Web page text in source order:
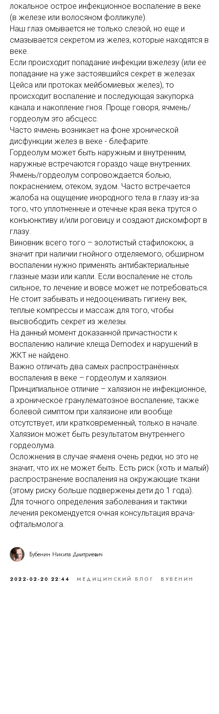
локальное острое инфекционное воспаление в веке
(в железе или волосяном фолликуле).
Наш глаз омывается не только слезой, но еще и
смазывается секретом из желез, которые находятся в
веке.
Если происходит попадание инфекции вжелезу (или ее
попадание на уже застоявшийся секрет в железах
Цейса или протоках мейбомиевых желез), то
происходит воспаление и последующая закупорка
канала и накопление гноя. Проще говоря, ячмень/
гордеолум это абсцесс.
Часто ячмень возникает на фоне хронической
дисфункции желез в веке - блефарите.
Гордеолум может быть наружным и внутренним,
наружные встречаются гораздо чаще внутренних.
Ячмень/гордеолум сопровождается болью,
покраснением, отеком, зудом. Часто встречается
жалоба на ощущение инородного тела в глазу из-за
того, что уплотненные и отечные края века трутся о
конъюнктиву и/или роговицу и создают дискомфорт в
глазу.
Виновник всего того – золотистый стафилококк, а
значит при наличии гнойного отделяемого, обширном
воспалении нужно применять антибактериальные
глазные мази или капли. Если воспаление не столь
сильное, то лечение и вовсе может не потребоваться.
Не стоит забывать и недооценивать гигиену век,
теплые компрессы и массаж для того, чтобы
высвободить секрет из железы.
На данный момент доказанной причастности к
воспалению наличие клеща Demodex и нарушений в
ЖКТ не найдено.
Важно отличать два самых распространённых
воспаления в веке – гордеолум и халязион.
Принципиальное отличие – халязион не инфекционное,
а хроническое гранулематозное воспаление, также
болевой симптом при халязионе или вообще
отсутствует, или кратковременный, только в начале.
Халязион может быть результатом внутреннего
гордеолума.
Осложнения в случае ячменя очень редки, но это не
значит, что их не может быть. Есть риск (хоть и малый)
распространение воспаления на окружающие ткани
(этому риску больше подвержены дети до 1 года).
Для точного определения заболевания и тактики
лечения рекомендуется очная консультация врача-
офтальмолога.
Бубенин Никита Дмитриевич
2022-02-20 22:44 МЕДИЦИНСКИЙ БЛОГ БУБЕНИН